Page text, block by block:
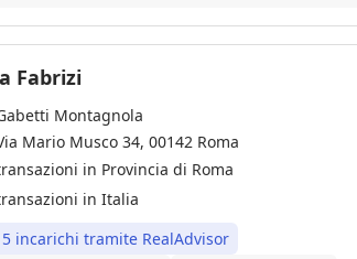
sempre disponibile, attento ai
precisione e trasparenza. Mi sono sentita
fino alla conclusione dell’accordo, senza
Giampaolo Castellani e il suo team a
serio, affidabile e orientato al cliente.
Fabrizi
Montagnola
Mario Musco 34, 00142 Roma
in Provincia di Roma
in Italia
5 incarichi tramite RealAdvisor